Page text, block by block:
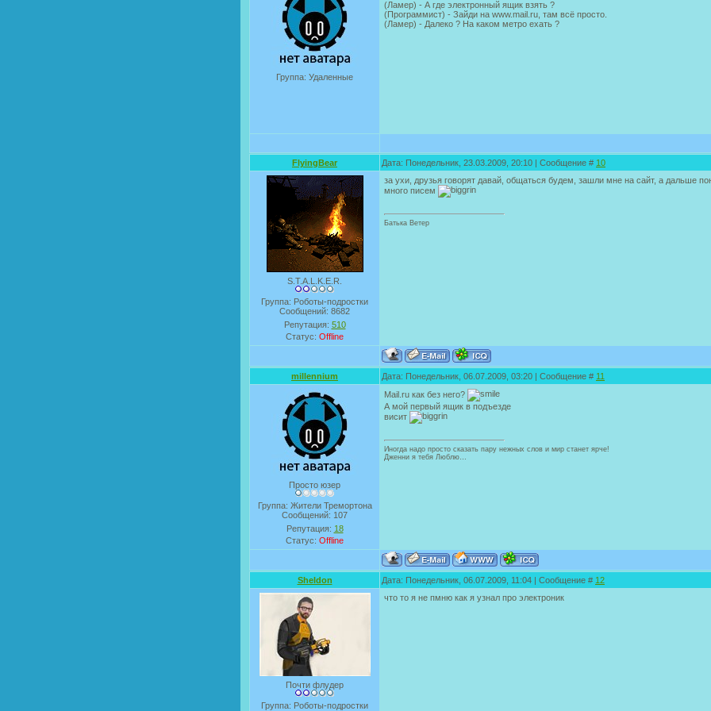
Группа: Удаленные
(Ламер) - А где электронный ящик взять ?
(Программист) - Зайди на www.mail.ru, там всё просто.
(Ламер) - Далеко ? На каком метро ехать ?
FlyingBear Дата: Понедельник, 23.03.2009, 20:10 | Сообщение # 10
S.T.A.L.K.E.R.
Группа: Роботы-подростки
Сообщений: 8682
Репутация: 510
Статус: Offline
за ухи, друзья говорят давай, общаться будем, зашли мне на сайт, а дальше
много писем
Батька Ветер
millennium Дата: Понедельник, 06.07.2009, 03:20 | Сообщение # 11
Просто юзер
Группа: Жители Тремортона
Сообщений: 107
Репутация: 18
Статус: Offline
Mail.ru как без него?
А мой первый ящик в подъезде
висит
Иногда надо просто сказать пару нежных слов и мир станет ярче!
Дженни я тебя Люблю…
Sheldon Дата: Понедельник, 06.07.2009, 11:04 | Сообщение # 12
Почти флудер
Группа: Роботы-подростки
что то я не пмню как я узнал про электроник